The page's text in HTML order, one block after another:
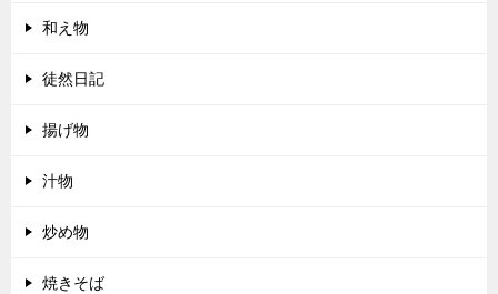
和え物
徒然日記
揚げ物
汁物
炒め物
焼きそば